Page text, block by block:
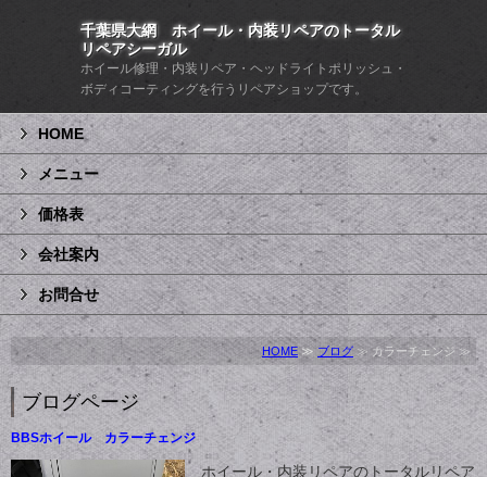
千葉県大網 ホイール・内装リペアのトータル
リペアシーガル
ホイール修理・内装リペア・ヘッドライトポリッシュ・
ボディコーティングを行うリペアショップです。
HOME
メニュー
価格表
会社案内
お問合せ
HOME≫ ブログ ≫ カラーチェンジ ≫
ブログページ
BBSホイール カラーチェンジ
ホイール・内装リペアのトータルリペア